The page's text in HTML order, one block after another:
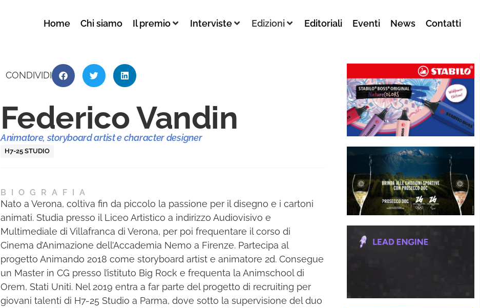
Home Chi siamo Il premio Interviste Edizioni Editoriali Eventi News Contatti
CONDIVIDI
Federico Vandin
Animatore, storyboard artist e character designer
H7-25 STUDIO
BIOGRAFIA
Nato a Verona, coltiva fin da piccolo la passione per il disegno e i cartoni
animati. Studia presso il Liceo Artistico a indirizzo Audiovisivo e
Multimediale di Villafranca di Verona, per poi frequentare il corso di
Cinema d’Animazione dell’Accademia Nemo a Firenze. Partecipa al
progetto Animando 2018 come storyboard artist e animatore 2d. Consegue
un Master in CG presso l’istituto Big Rock e frequenta la Animschool di
Orem, Stati Uniti. Nel 2019 entra a far parte del progetto di recruiting per
giovani talenti di H7-25 Studio a Parma, dove sotto la supervisione del duo